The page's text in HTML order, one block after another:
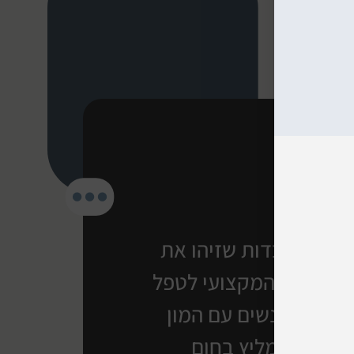
צוות טכנאים מעולה. לאחר 2 מעבדות שזיהו את
הידע המקצועי לטפל
מצוין ואנשים עם המון
כיס ממליץ בחום